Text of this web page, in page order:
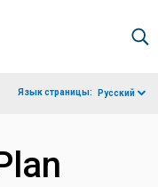
Язык страницы: Русский